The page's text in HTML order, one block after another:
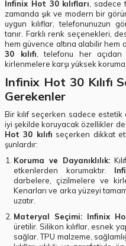
Infinix Hot 30 kılıfları, sadece
zamanda şık ve modern bir
uygun kılıflar, telefonunuzun
tanır. Farklı renk seçenekleri,
hem güvence altına alabilir hem
30 kılıfı, telefonu her açıdan
kirlenmelere karşı yüksek
Infinix Hot 30 Kılıfı
Gerekenler
Bir kılıf seçerken sadece
iyi şekilde koruyacak özellikler de
Hot 30 kılıfı seçerken dikkat
şunlardır:
Koruma ve Dayanıklılık:
etkenlerden korumaktır.
darbelere, çizilmelere ve
Kenarları ve arka yüzeyi
uzatır.
Materyal Seçimi: Infinix
üretilir. Silikon kılıflar, esnek
sağlar. TPU malzeme,